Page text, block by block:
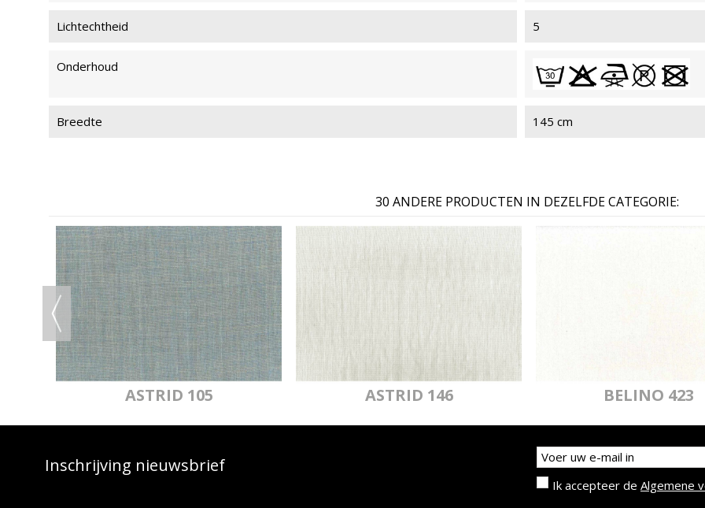
Lichtechtheid 5
Onderhoud
Breedte 145 cm
30 ANDERE PRODUCTEN IN DEZELFDE CATEGORIE:
ASTRID 105 ASTRID 146 BELINO 423
Inschrijving nieuwsbrief
Ik accepteer de Algemene